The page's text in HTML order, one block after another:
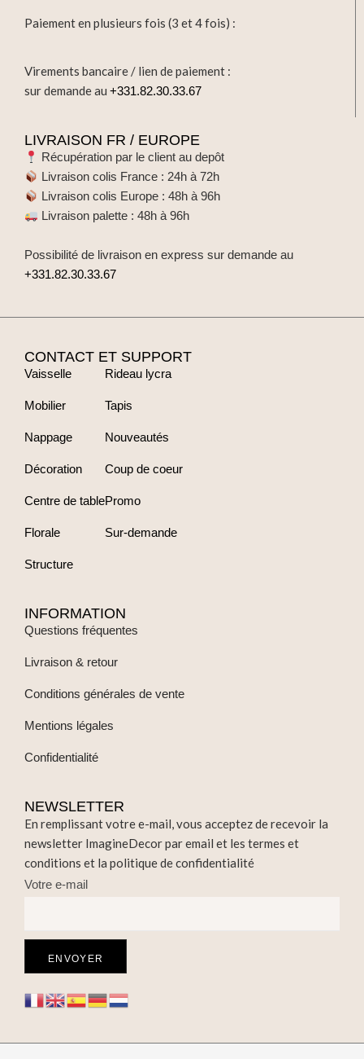
Paiement en plusieurs fois (3 et 4 fois) :
Virements bancaire / lien de paiement :
sur demande au +331.82.30.33.67
LIVRAISON FR / EUROPE
Récupération par le client au depôt
Livraison colis France : 24h à 72h
Livraison colis Europe : 48h à 96h
Livraison palette : 48h à 96h
Possibilité de livraison en express sur demande au
+331.82.30.33.67
CONTACT ET SUPPORT
Vaisselle
Mobilier
Nappage
Décoration
Centre de table
Florale
Structure
Rideau lycra
Tapis
Nouveautés
Coup de coeur
Promo
Sur-demande
INFORMATION
Questions fréquentes
Livraison & retour
Conditions générales de vente
Mentions légales
Confidentialité
NEWSLETTER
En remplissant votre e-mail, vous acceptez de recevoir la
newsletter ImagineDecor par email et les termes et
conditions et la politique de confidentialité
Votre e-mail